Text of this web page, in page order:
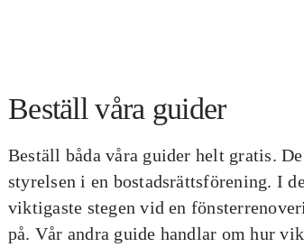
Beställ våra guider
Beställ båda våra guider helt gratis.
styrelsen i en bostadsrättsförening. I
viktigaste stegen vid en
på. Vår andra guide handlar om hur